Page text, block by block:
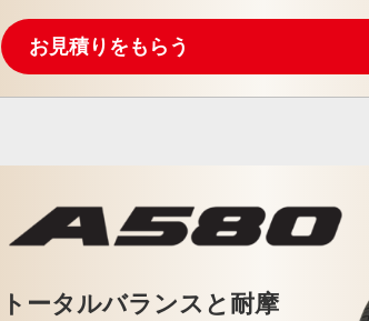
お見積りをもらう
トータルバランスと耐摩